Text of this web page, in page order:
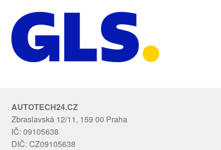
AUTOTECH24.CZ
Zbraslavská 12/11, 159 00 Praha
IČ: 09105638
DIČ: CZ09105638